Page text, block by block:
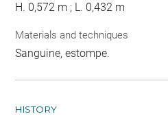
H. 0,572 m ; L. 0,432 m
Materials and techniques
Sanguine, estompe.
HISTORY